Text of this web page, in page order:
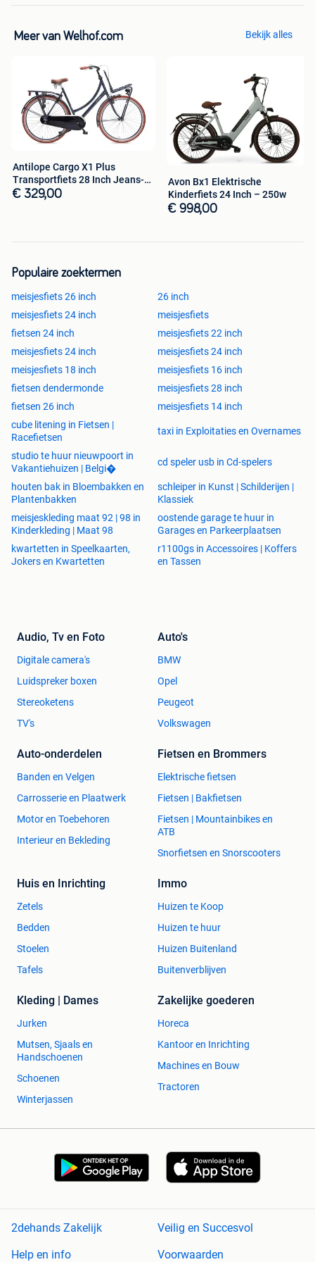
Meer van Welhof.com Bekijk alles
Antilope Cargo X1 Plus
Transportfiets 28 Inch Jeans-
blauw
€ 329,00
Avon Bx1 Elektrische
Kinderfiets 24 Inch – 250w
€ 998,00
Populaire zoektermen
meisjesfiets 26 inch
26 inch
meisjesfiets 24 inch
meisjesfiets
fietsen 24 inch
meisjesfiets 22 inch
meisjesfiets 24 inch
meisjesfiets 24 inch
meisjesfiets 18 inch
meisjesfiets 16 inch
fietsen dendermonde
meisjesfiets 28 inch
fietsen 26 inch
meisjesfiets 14 inch
cube litening in Fietsen |
Racefietsen
taxi in Exploitaties en Overnames
studio te huur nieuwpoort in
Vakantiehuizen | Belgi�
cd speler usb in Cd-spelers
houten bak in Bloembakken en
Plantenbakken
schleiper in Kunst | Schilderijen |
Klassiek
meisjeskleding maat 92 | 98 in
Kinderkleding | Maat 98
oostende garage te huur in
Garages en Parkeerplaatsen
kwartetten in Speelkaarten,
Jokers en Kwartetten
r1100gs in Accessoires | Koffers
en Tassen
Audio, Tv en Foto
Digitale camera's
Luidspreker boxen
Stereoketens
TV's
Auto's
BMW
Opel
Peugeot
Volkswagen
Auto-onderdelen
Banden en Velgen
Carrosserie en Plaatwerk
Motor en Toebehoren
Interieur en Bekleding
Fietsen en Brommers
Elektrische fietsen
Fietsen | Bakfietsen
Fietsen | Mountainbikes en
ATB
Snorfietsen en Snorscooters
Huis en Inrichting
Zetels
Bedden
Stoelen
Tafels
Immo
Huizen te Koop
Huizen te huur
Huizen Buitenland
Buitenverblijven
Kleding | Dames
Jurken
Mutsen, Sjaals en
Handschoenen
Schoenen
Winterjassen
Zakelijke goederen
Horeca
Kantoor en Inrichting
Machines en Bouw
Tractoren
2dehands Zakelijk
Veilig en Succesvol
Help en info
Voorwaarden